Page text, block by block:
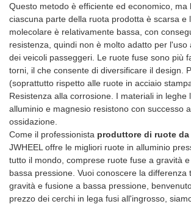
Questo metodo è efficiente ed economico, ma
ciascuna parte della ruota prodotta è scarsa e
molecolare è relativamente bassa, con
resistenza, quindi non è molto adatto per l'uso
dei veicoli passeggeri. Le ruote fuse sono più
torni, il che consente di diversificare il design.
(soprattutto rispetto alle ruote in acciaio
Resistenza alla corrosione. I materiali in leghe
alluminio e magnesio resistono con successo
ossidazione.
Come il professionista produttore di ruote
JWHEEL offre le migliori ruote in alluminio
tutto il mondo, comprese ruote fuse a gravità
bassa pressione. Vuoi conoscere la differenza
gravità e fusione a bassa pressione,
prezzo dei cerchi in lega fusi all'ingrosso,